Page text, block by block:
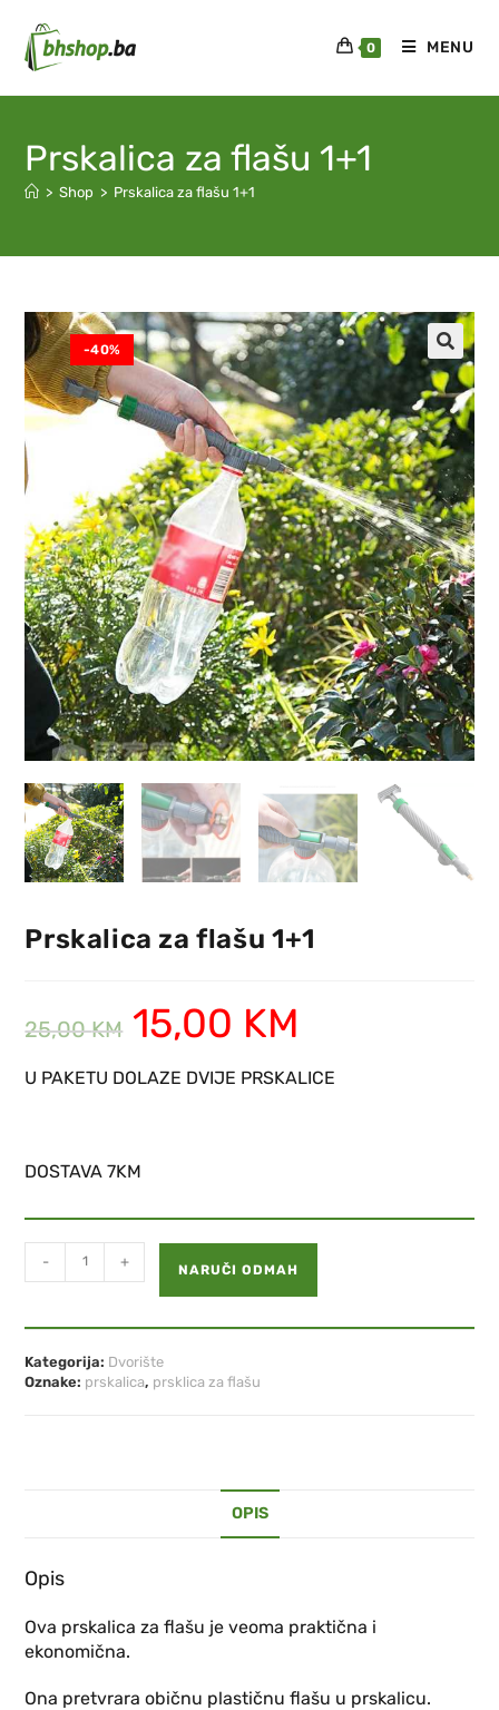
0 MENU
Prskalica za flašu 1+1
> Shop > Prskalica za flašu 1+1
-40%
🔍
Prskalica za flašu 1+1
25,00KM 15,00 KM
U PAKETU DOLAZE DVIJE PRSKALICE
DOSTAVA 7KM
- + NARUČI ODMAH
Kategorija: Dvorište
Oznake: prskalica, prsklica za flašu
OPIS
Opis
Ova prskalica za flašu je veoma praktična i
ekonomična.
Ona pretvrara običnu plastičnu flašu u prskalicu.